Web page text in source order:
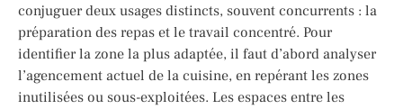
conjuguer deux usages distincts, souvent concurrents : la
préparation des repas et le travail concentré. Pour
identifier la zone la plus adaptée, il faut d’abord analyser
l’agencement actuel de la cuisine, en repérant les zones
inutilisées ou sous-exploitées. Les espaces entre les